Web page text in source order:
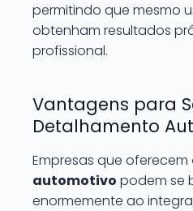
permitindo que mesmo
obtenham resultados
profissional.
Vantagens para
Detalhamento
Empresas que oferecem
automotivo podem se
enormemente ao